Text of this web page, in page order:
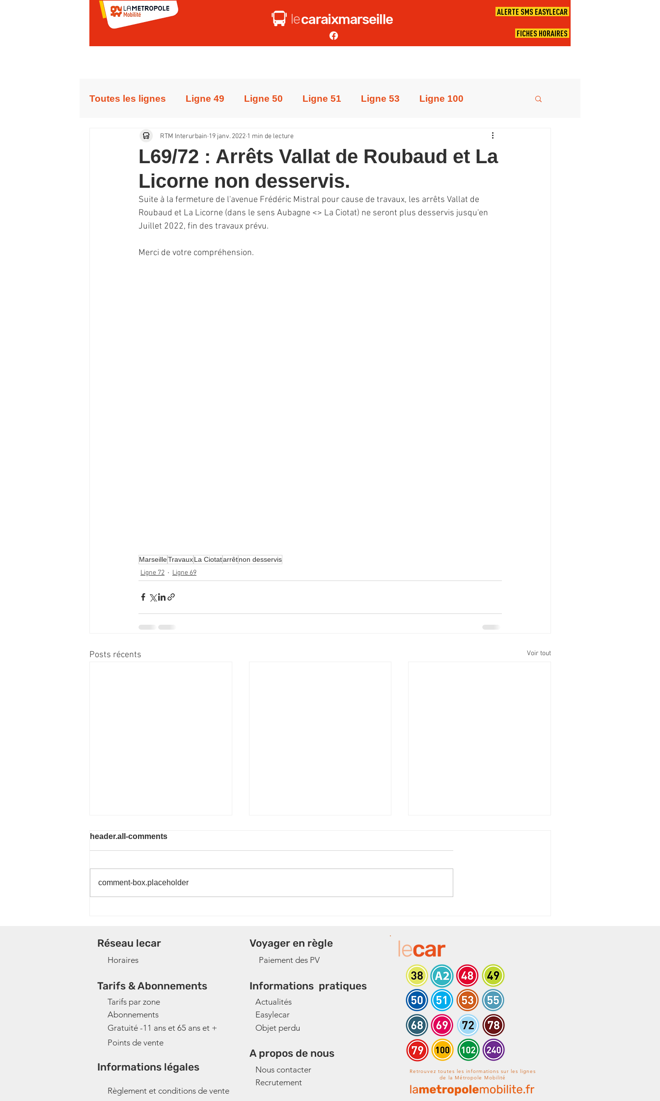
ALERTE SMS EASYLECAR
FICHES HORAIRES
Toutes les lignes Ligne 49 Ligne 50 Ligne 51 Ligne 53 Ligne 100
Ligne 102 Ligne 72 Ligne 68 Ligne 38 Ligne 240
Communiqués de presse COVID-19 Ligne 78
Ligne A2 (ex 40)
L69/72 : Arrêts Vallat de Roubaud et La
Licorne non desservis.
RTM Interurbain 19 janv. 2022 1 min de lecture
Suite à la fermeture de l'avenue Frédéric Mistral pour cause de travaux, les arrêts Vallat de
Roubaud et La Licorne (dans le sens Aubagne <> La Ciotat) ne seront plus desservis jusqu'en
Juillet 2022, fin des travaux prévu.
Merci de votre compréhension.
MarseilleTravauxLa Ciotatarrêtnon desservis
Ligne 72 Ligne 69
Posts récents Voir tout
2026
juillet 2026
header.all-comments
comment-box.placeholder
Réseau lecar
Horaires
Tarifs & Abonnements
Tarifs par zone
Abonnements
Gratuité -11 ans et 65 ans et +
Points de vente
Informations légales
Règlement et conditions de vente
Voyager en règle
Paiement des PV
Informations pratiques
Actualités
Easylecar
Objet perdu
A propos de nous
Nous contacter
Recrutement
Retrouvez toutes les informations sur les lignes
de la Métropole Mobilité